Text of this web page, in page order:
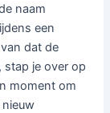
naam
een
dat de
stap je over op
moment om